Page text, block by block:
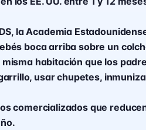
la Academia
boca arriba sobre un
habitación que los
usar chupetes,
comercializados que